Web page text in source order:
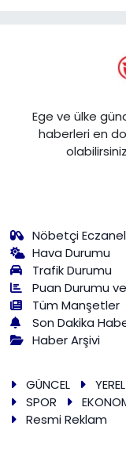
Ege ve ülke
haberleri en
Nöbetçi
Hava Durumu
Trafik Durumu
Puan Durumu
Tüm Manşetler
Son Dakika
Haber Arşivi
GÜNCEL
SPOR
Resmi Reklam